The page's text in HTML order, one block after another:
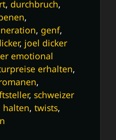
, durchbruch,
,
, genf,
, joel dicker
emotional
erhalten,
,
, schweizer
halten, twists,